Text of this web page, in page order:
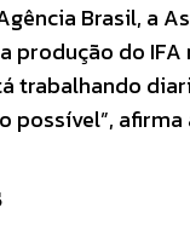
Brasil, a
produção do IFA
trabalhando
possível”, afirma